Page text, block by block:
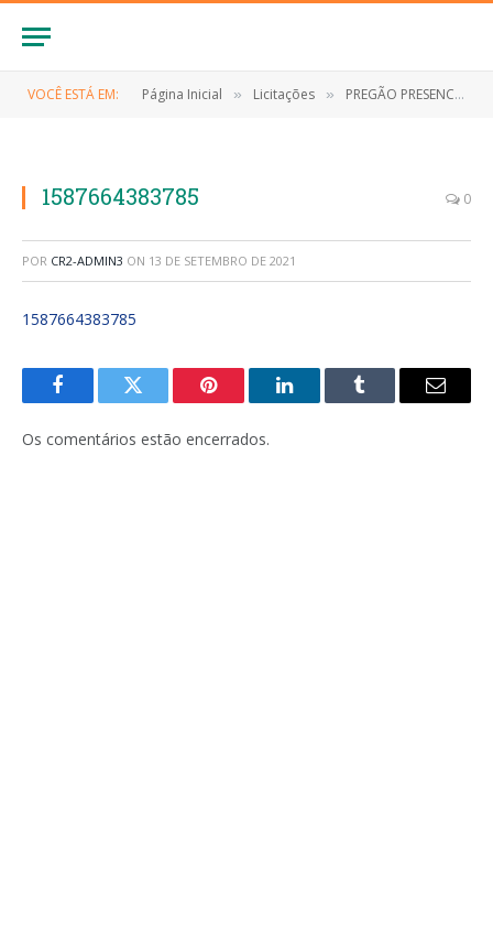
VOCÊ ESTÁ EM: Página Inicial » Licitações » PREGÃO PRESENCIAL Nº 036/2019 (Contratação de pessoa jurídica para aquisição de serviços gráficos para as secretarias municipais de Anapurus)
1587664383785 0
POR CR2-ADMIN3 ON 13 DE SETEMBRO DE 2021
1587664383785
FacebookTwitter Pinterest LinkedInTumblr
E-
Os comentários estão encerrados.